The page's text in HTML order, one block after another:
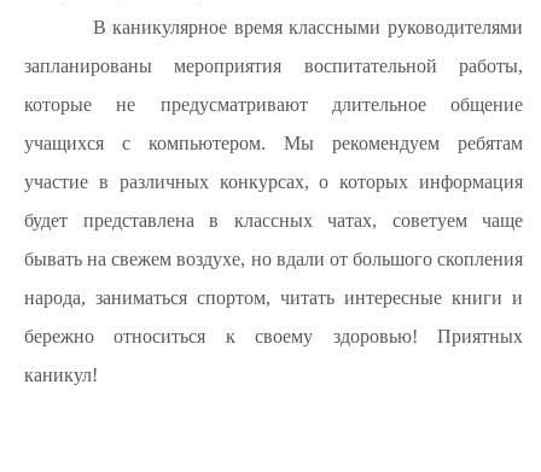
В каникулярное время классными руководителями
запланированы мероприятия воспитательной работы,
которые не предусматривают длительное общение
учащихся с компьютером. Мы рекомендуем ребятам
участие в различных конкурсах, о которых информация
будет представлена в классных чатах, советуем чаще
бывать на свежем воздухе, но вдали от большого скопления
народа, заниматься спортом, читать интересные книги и
бережно относиться к своему здоровью! Приятных
каникул!